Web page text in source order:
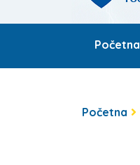
Početna
Početna